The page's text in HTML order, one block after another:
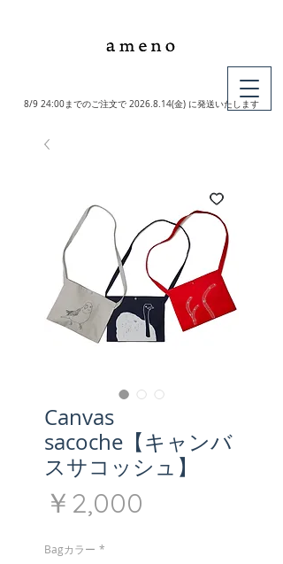
8/9 24:00までのご注文で 2026.8.14(金) に発送いたします
Canvas
sacoche【キャンバ
スサコッシュ】
￥2,000
Bagカラー *